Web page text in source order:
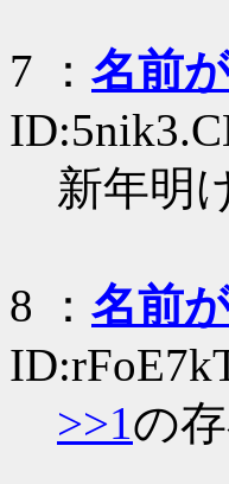
7 ： 名前
新年明
8 ： 名前
>>1の